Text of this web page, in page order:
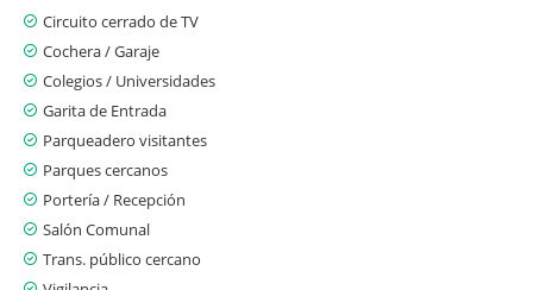
Circuito cerrado de TV
Cochera / Garaje
Colegios / Universidades
Garita de Entrada
Parqueadero visitantes
Parques cercanos
Portería / Recepción
Salón Comunal
Trans. público cercano